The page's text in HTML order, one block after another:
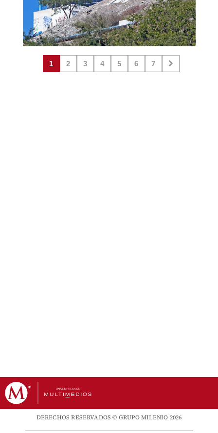
1 2 3 4 5 6 7
DERECHOS RESERVADOS © GRUPO MILENIO 2026